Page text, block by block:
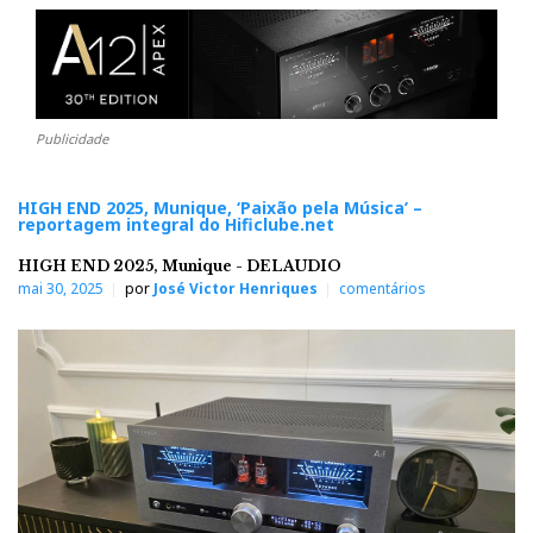
Publicidade
HIGH END 2025, Munique, ‘Paixão pela Música’ –
reportagem integral do Hificlube.net
HIGH END 2025, Munique - DELAUDIO
mai 30, 2025 por José Victor Henriques comentários